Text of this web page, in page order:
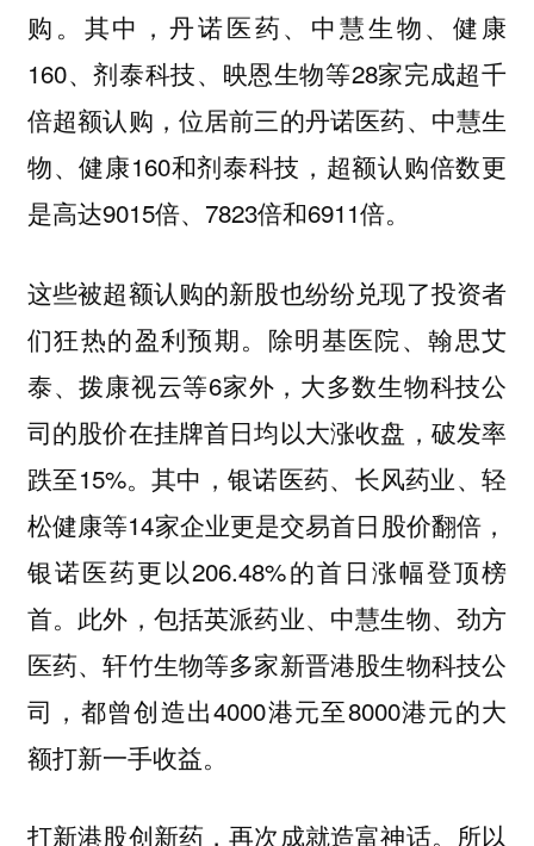
购。其中，丹诺医药、中慧生物、健康
160、剂泰科技、映恩生物等28家完成超千
倍超额认购，位居前三的丹诺医药、中慧生
物、健康160和剂泰科技，超额认购倍数更
是高达9015倍、7823倍和6911倍。
这些被超额认购的新股也纷纷兑现了投资者
们狂热的盈利预期。除明基医院、翰思艾
泰、拨康视云等6家外，大多数生物科技公
司的股价在挂牌首日均以大涨收盘，破发率
跌至15%。其中，银诺医药、长风药业、轻
松健康等14家企业更是交易首日股价翻倍，
银诺医药更以206.48%的首日涨幅登顶榜
首。此外，包括英派药业、中慧生物、劲方
医药、轩竹生物等多家新晋港股生物科技公
司，都曾创造出4000港元至8000港元的大
额打新一手收益。
打新港股创新药，再次成就造富神话。所以